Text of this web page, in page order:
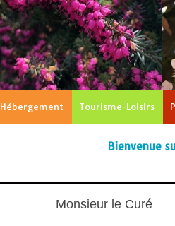
Hébergement Tourisme-Loisirs
Bienvenue sur
Monsieur le Curé